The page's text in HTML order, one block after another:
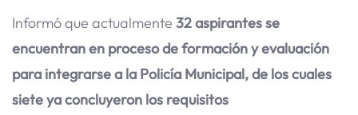
Informó que actualmente 32 aspirantes se
encuentran en proceso de formación y evaluación
para integrarse a la Policía Municipal, de los cuales
siete ya concluyeron los requisitos